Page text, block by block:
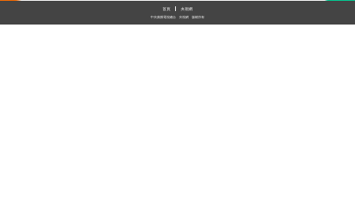
首頁
央視網
中央廣播電視總台
央視網 版權所有